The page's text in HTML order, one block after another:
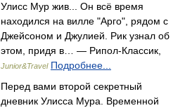
Улисс Мур жив... Он всё время
находился на вилле "Арго", рядом с
Джейсоном и Джулией. Рик узнал об
этом, придя в… — Рипол-Классик,
Junior&Travel Подробнее...
Перед вами второй секретный
дневник Улисса Мура. Временной